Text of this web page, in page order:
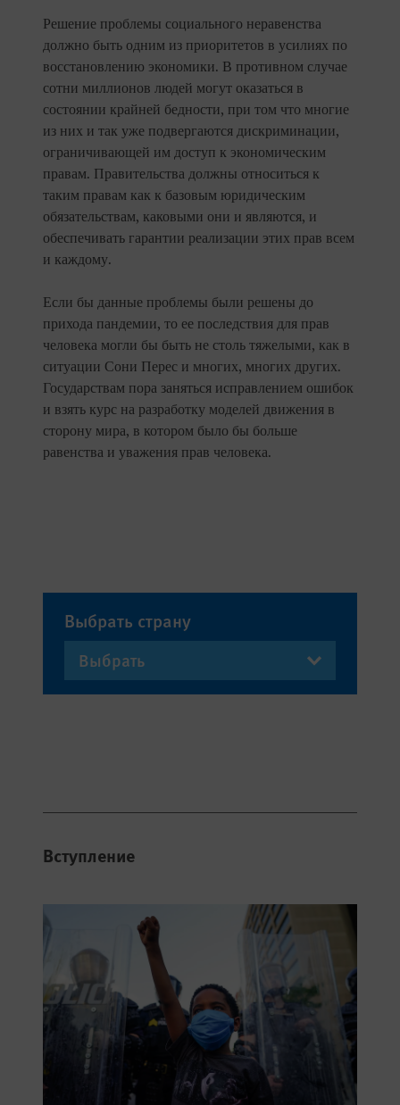
Вступление
Решение проблемы социального неравенства
должно быть одним из приоритетов в усилиях по
восстановлению экономики. В противном случае
сотни миллионов людей могут оказаться в
состоянии крайней бедности, при том что многие
из них и так уже подвергаются дискриминации,
ограничивающей им доступ к экономическим
правам. Правительства должны относиться к
таким правам как к базовым юридическим
обязательствам, каковыми они и являются, и
обеспечивать гарантии реализации этих прав всем
и каждому.
Если бы данные проблемы были решены до
прихода пандемии, то ее последствия для прав
человека могли бы быть не столь тяжелыми, как в
ситуации Сони Перес и многих, многих других.
Государствам пора заняться исправлением ошибок
и взять курс на разработку моделей движения в
сторону мира, в котором было бы больше
равенства и уважения прав человека.
Выбрать страну